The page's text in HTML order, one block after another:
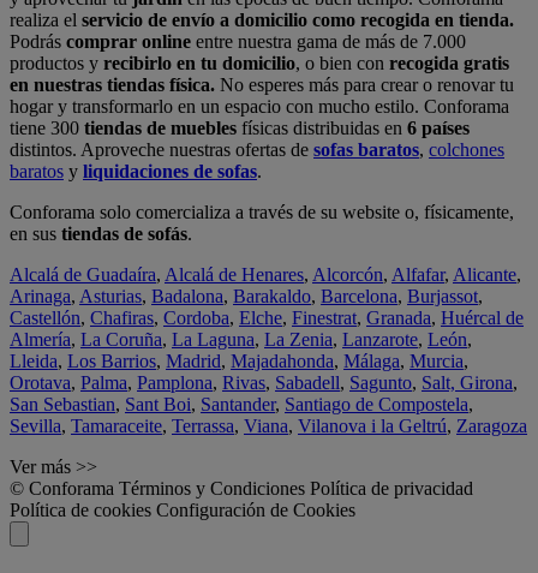
realiza el servicio de envío a domicilio como recogida en tienda.
Podrás comprar online entre nuestra gama de más de 7.000
productos y recibirlo en tu domicilio, o bien con recogida gratis
en nuestras tiendas física. No esperes más para crear o renovar tu
hogar y transformarlo en un espacio con mucho estilo. Conforama
tiene 300 tiendas de muebles físicas distribuidas en 6 países
distintos. Aproveche nuestras ofertas de sofas baratos, colchones
baratos y liquidaciones de sofas.
Conforama solo comercializa a través de su website o, físicamente,
en sus tiendas de sofás.
Alcalá de Guadaíra, Alcalá de Henares, Alcorcón, Alfafar, Alicante,
Arinaga, Asturias, Badalona, Barakaldo, Barcelona, Burjassot,
Castellón, Chafiras, Cordoba, Elche, Finestrat, Granada, Huércal de
Almería, La Coruña, La Laguna, La Zenia, Lanzarote, León,
Lleida, Los Barrios, Madrid, Majadahonda, Málaga, Murcia,
Orotava, Palma, Pamplona, Rivas, Sabadell, Sagunto, Salt, Girona,
San Sebastian, Sant Boi, Santander, Santiago de Compostela,
Sevilla, Tamaraceite, Terrassa, Viana, Vilanova i la Geltrú, Zaragoza
Ver más >>
© Conforama Términos y Condiciones Política de privacidad
Política de cookies Configuración de Cookies